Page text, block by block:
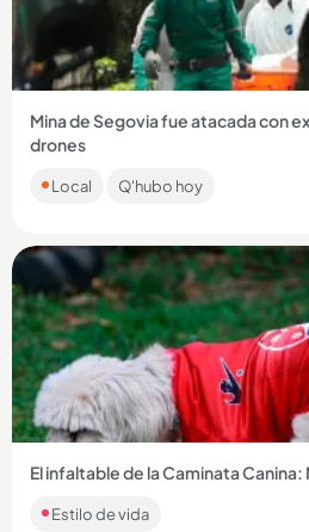
Compartir
Mina de Segovia fue atacada con
drones
Las autoridades señalan al frente 4
Farc como los responsables. Dos
Local Q'hubo hoy
Compartir
El infaltable de la Caminata
Estilo de vida